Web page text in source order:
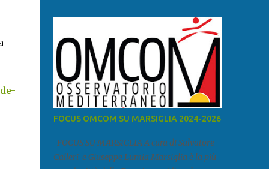
FOCUS OMCOM SU MARSIGLIA 2024-2026
FOCUS SU MARSIGLIA A cura di Salvatore
Calleri e Giuseppe Lumia Marsiglia è la più